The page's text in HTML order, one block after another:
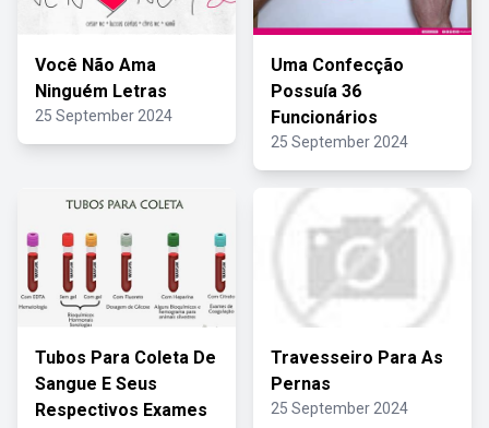
Você Não Ama
Ninguém Letras
25 September 2024
Uma Confecção
Possuía 36
Funcionários
25 September 2024
Tubos Para Coleta De
Sangue E Seus
Respectivos Exames
Travesseiro Para As
Pernas
25 September 2024